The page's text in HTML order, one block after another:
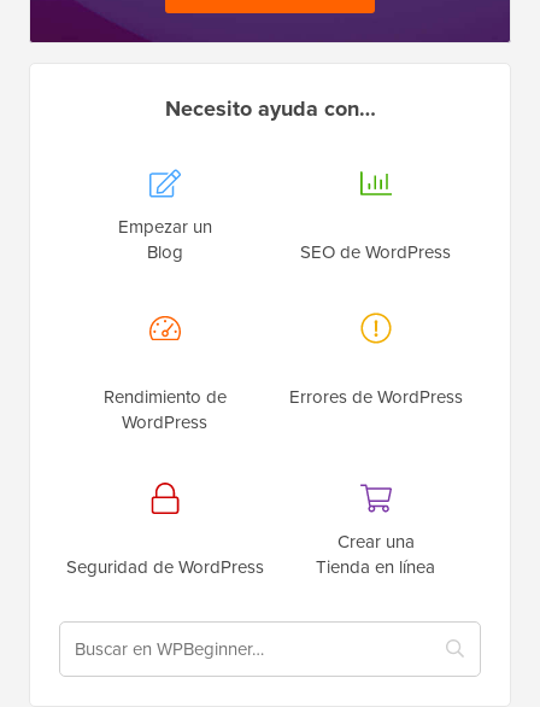
Necesito ayuda con…
Empezar un
Blog
SEO de WordPress
Rendimiento de
WordPress
Errores de WordPress
Seguridad de WordPress
Crear una
Tienda en línea